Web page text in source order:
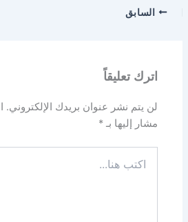
السابق
اترك تعليقاً
لن يتم نشر عنوان بريدك الإلكتروني.
مشار إليها بـ*
هنا...